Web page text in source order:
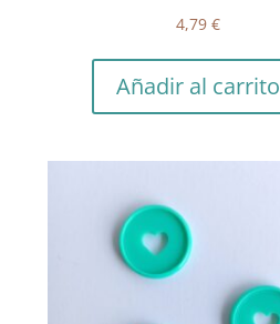
4,79€
Añadir al carrito